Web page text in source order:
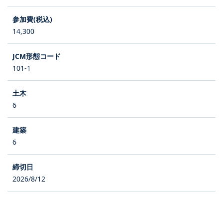
14,300
101-1
6
6
2026/8/12